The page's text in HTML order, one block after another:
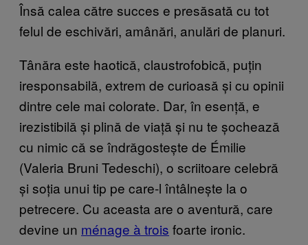
Însă calea către succes e presăsată cu tot
felul de eschivări, amânări, anulări de planuri.
Tânăra este haotică, claustrofobică, puțin
iresponsabilă, extrem de curioasă și cu opinii
dintre cele mai colorate. Dar, în esență, e
irezistibilă și plină de viață și nu te șochează
cu nimic că se îndrăgostește de Émilie
(Valeria Bruni Tedeschi), o scriitoare celebră
și soția unui tip pe care-l întâlnește la o
petrecere. Cu aceasta are o aventură, care
devine un ménage à trois foarte ironic.